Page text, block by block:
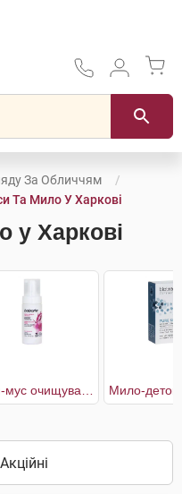
За Обличчям
Та Мило У Харкові
у Харкові